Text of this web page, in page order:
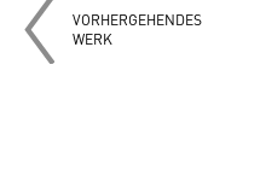
VORHERGEHENDES
WERK